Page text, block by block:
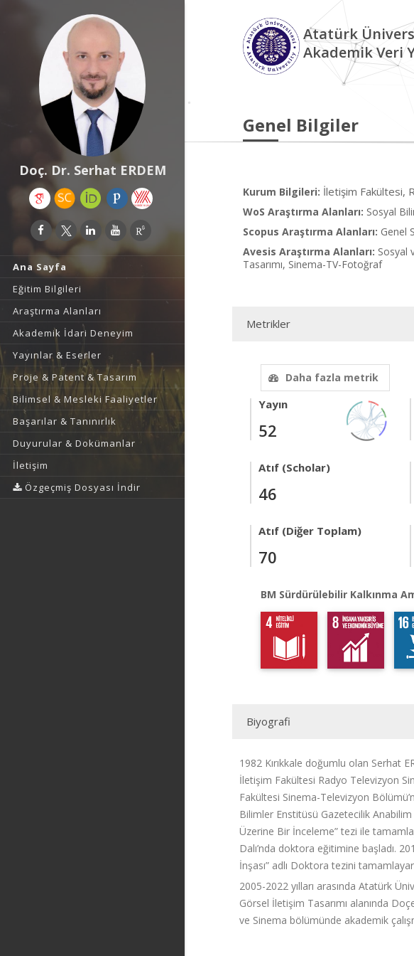
Doç. Dr. Serhat ERDEM
Ana Sayfa
Eğitim Bilgileri
Araştırma Alanları
Akademik İdari Deneyim
Yayınlar & Eserler
Proje & Patent & Tasarım
Bilimsel & Mesleki Faaliyetler
Başarılar & Tanınırlık
Duyurular & Dokümanlar
İletişim
Özgeçmiş Dosyası İndir
Atatürk
Akademik Veri
Genel Bilgiler
Kurum Bilgileri: İletişim Fakültesi,
WoS Araştırma Alanları: Sosyal
Scopus Araştırma Alanları: Genel
Avesis Araştırma Alanları: Sosyal
Tasarımı, Sinema-TV-Fotoğraf
Metrikler
Daha fazla metrik
Yayın
52
Atıf (Scholar)
46
Atıf (Diğer Toplam)
70
BM Sürdürülebilir Kalkınma
Biyografi
1982 Kırıkkale doğumlu olan Serhat
İletişim Fakültesi Radyo Televizyon
Fakültesi Sinema-Televizyon
Bilimler Enstitüsü Gazetecilik
Üzerine Bir İnceleme” tezi ile
Dalı’nda doktora eğitimine başladı.
İnşası” adlı Doktora tezini
2005-2022 yılları arasında Atatürk
Görsel İletişim Tasarımı alanında
ve Sinema bölümünde akademik